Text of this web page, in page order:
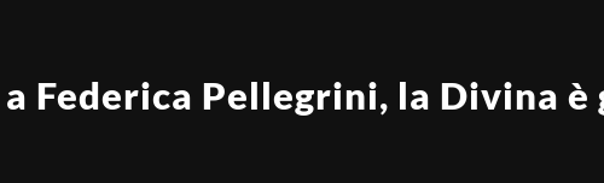
Federica Pellegrini, la Divina è